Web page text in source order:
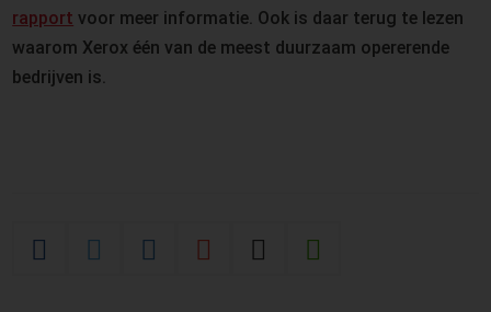
rapport voor meer informatie. Ook is daar terug te lezen
waarom Xerox één van de meest duurzaam opererende
bedrijven is.